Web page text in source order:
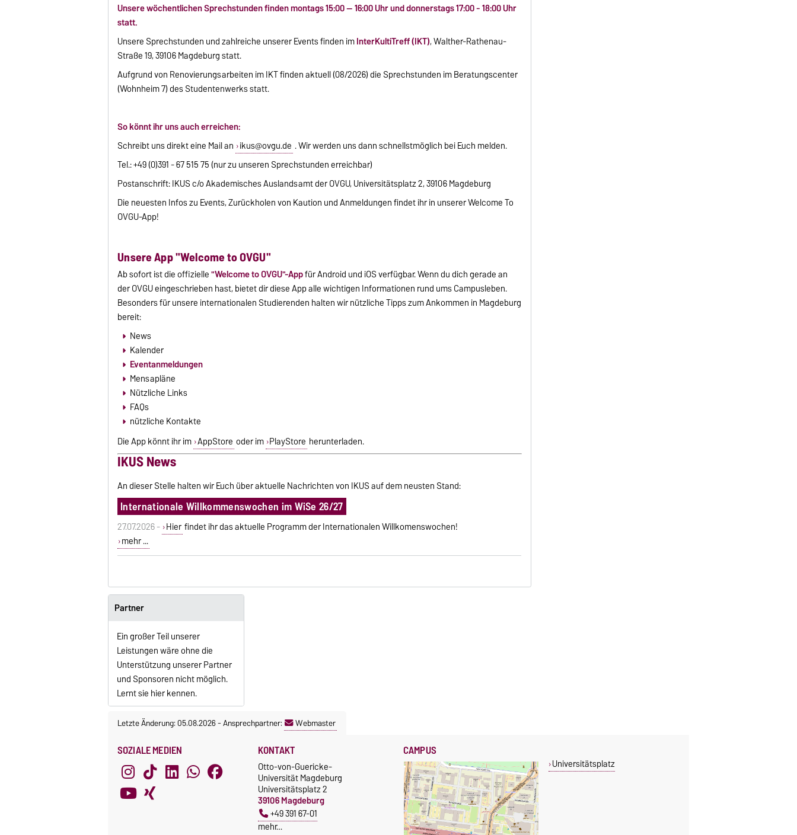
Unsere wöchentlichen Sprechstunden finden montags 15:00 -- 16:00 Uhr und donnerstags 17:00 - 18:00 Uhr
statt.
Unsere Sprechstunden und zahlreiche unserer Events finden imInterKultiTreff (IKT), Walther-Rathenau-
Straße 19, 39106 Magdeburg statt.
Aufgrund von Renovierungsarbeiten im IKT finden aktuell (08/2026) die Sprechstunden im Beratungscenter
(Wohnheim 7) des Studentenwerks statt.
So könnt ihr uns auch erreichen:
Schreibt uns direkt eine Mail an ikus@ovgu.de . Wir werden uns dann schnellstmöglich bei Euch melden.
Tel.: +49 (0)391 - 67 515 75 (nur zu unseren Sprechstunden erreichbar)
Postanschrift: IKUS c/o Akademisches Auslandsamt der OVGU, Universitätsplatz 2, 39106 Magdeburg
Die neuesten Infos zu Events, Zurückholen von Kaution und Anmeldungen findet ihr in unserer Welcome To
OVGU-App!
Unsere App "Welcome to OVGU"
Ab sofort ist die offizielle"Welcome to OVGU"-Appfür Android und iOS verfügbar. Wenn du dich gerade an
der OVGU eingeschrieben hast, bietet dir diese App alle wichtigen Informationen rund ums Campusleben.
Besonders für unsere internationalen Studierenden halten wir nützliche Tipps zum Ankommen in Magdeburg
bereit:
News
Kalender
Eventanmeldungen
Mensapläne
Nützliche Links
FAQs
nützliche Kontakte
Die App könnt ihr im AppStore oder im PlayStore herunterladen.
IKUS News
An dieser Stelle halten wir Euch über aktuelle Nachrichten von IKUS auf dem neusten Stand:
Internationale Willkommenswochen im WiSe 26/27
27.07.2026 - Hier findet ihr das aktuelle Programm der Internationalen Willkomenswochen!
mehr ...
Partner
Ein großer Teil unserer
Leistungen wäre ohne die
Unterstützung unserer Partner
und Sponsoren nicht möglich.
Lernt sie hier kennen.
Letzte Änderung: 05.08.2026-Ansprechpartner: Webmaster
SOZIALE MEDIEN KONTAKT
Otto-von-Guericke-
Universität Magdeburg
Universitätsplatz 2
39106 Magdeburg
+49 391 67-01
mehr…
CAMPUS
Universitätsplatz